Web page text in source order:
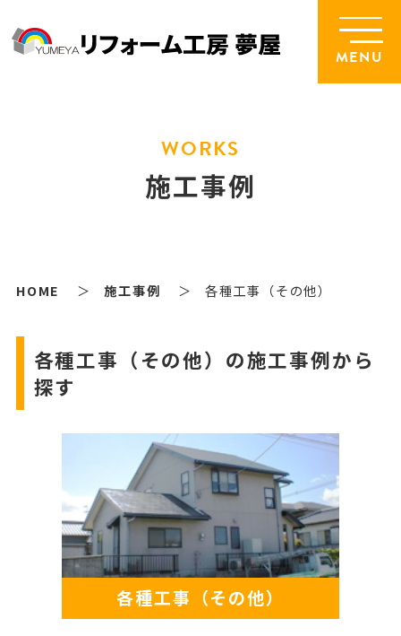
MENU
WORKS
施工事例
HOME 施工事例 各種工事（その他）
各種工事（その他）の施工事例から
探す
各種工事（その他）